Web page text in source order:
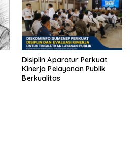
Disiplin Aparatur Perkuat
Kinerja Pelayanan Publik
Berkualitas